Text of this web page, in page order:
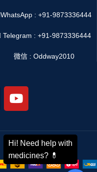
WhatsApp :+91-9873336444
Telegram : +91-9873336444
微信 : Oddway2010
运输系统：